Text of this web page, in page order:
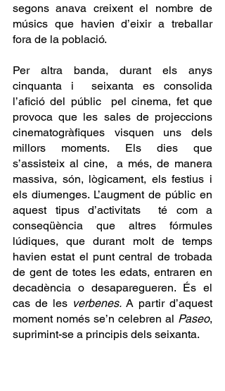
segons anava creixent el nombre de
músics que havien d’eixir a treballar
fora de la població.
Per altra banda, durant els anys
cinquanta i  seixanta es consolida
l’afició del públic  pel cinema, fet que
provoca que les sales de projeccions
cinematogràfiques visquen uns dels
millors moments. Els dies que
s’assisteix al cine,  a més, de manera
massiva, són, lògicament, els festius i
els diumenges. L’augment de públic en
aquest tipus d’activitats  té com a
conseqüència que altres fórmules
lúdiques, que durant molt de temps
havien estat el punt central de trobada
de gent de totes les edats, entraren en
decadència o desaparegueren. És el
cas de les verbenes. A partir d’aquest
moment només se’n celebren al Paseo,
suprimint-se a principis dels seixanta.